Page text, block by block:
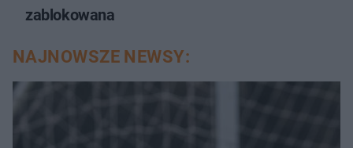
zablokowana
NAJNOWSZE NEWSY: